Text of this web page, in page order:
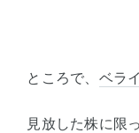
ところで、 ベラ
見放した株に限